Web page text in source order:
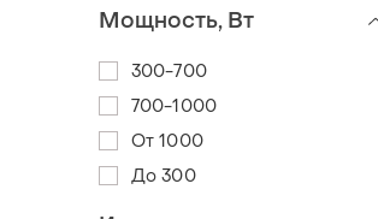
Мощность, Вт
300-700
700-1000
От 1000
До 300